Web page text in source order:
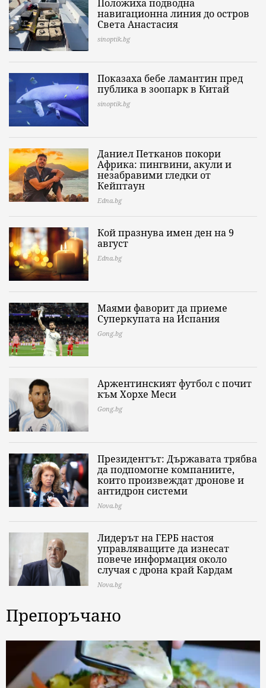
Положиха подводна
навигационна линия до остров
Света Анастасия
sinoptik.bg
Показаха бебе ламантин пред
публика в зоопарк в Китай
sinoptik.bg
Даниел Петканов покори
Африка: пингвини, акули и
незабравими гледки от
Кейптаун
Edna.bg
Кой празнува имен ден на 9
август
Edna.bg
Маями фаворит да приеме
Суперкупата на Испания
Gong.bg
Аржентинският футбол с почит
към Хорхе Меси
Gong.bg
Президентът: Държавата трябва
да подпомогне компаниите,
които произвеждат дронове и
антидрон системи
Nova.bg
Лидерът на ГЕРБ настоя
управляващите да изнесат
повече информация около
случая с дрона край Кардам
Nova.bg
Препоръчано